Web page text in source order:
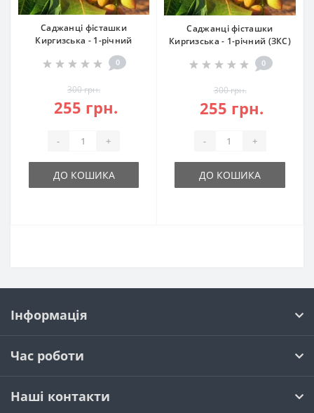
Саджанці фісташки
Киргизська - 1-річний
0
300 грн.
255 грн.
- +
ДО КОШИКА
Саджанці фісташки
Киргизська - 1-річний (ЗКС)
0
300 грн.
255 грн.
- +
ДО КОШИКА
Інформація
Час роботи
Наші контакти